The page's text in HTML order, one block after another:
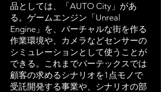
品としては、「AUTO City」があ
る。ゲームエンジン「Unreal
Engine」を、バーチャルな街を作る
作業環境や、カメラなどセンサーの
シミュレーションとして使うことが
できる。これまでバーテックスでは
顧客の求めるシナリオを1点モノで
受託開発する事業や、シナリオの部